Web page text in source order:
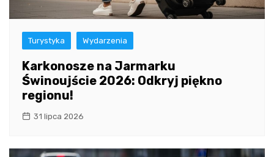
Turystyka Wydarzenia
Karkonosze na Jarmarku
Świnoujście 2026: Odkryj piękno
regionu!
31 lipca 2026